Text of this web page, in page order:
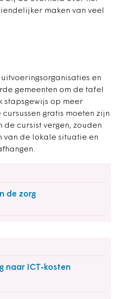
maken van veel
en
gemeenten om de tafel
stapsgewijs op meer
gratis moeten zijn
cursist vergen, zouden
van de lokale situatie en
de zorg
naar ICT-kosten